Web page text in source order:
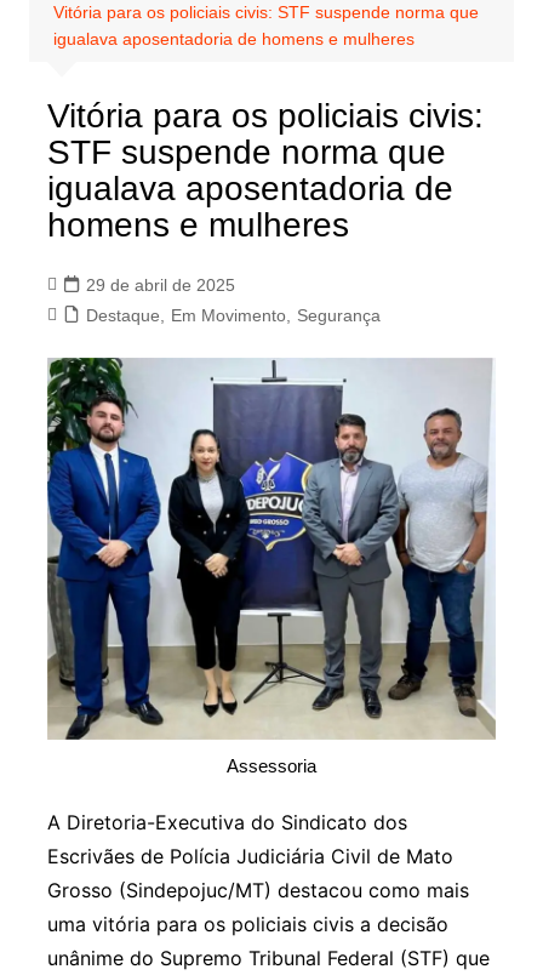
Vitória para os policiais civis: STF suspende norma que
igualava aposentadoria de homens e mulheres
Vitória para os policiais civis:
STF suspende norma que
igualava aposentadoria de
homens e mulheres
29 de abril de 2025
Destaque
Em Movimento, Segurança
Assessoria
A Diretoria-Executiva do Sindicato dos
Escrivães de Polícia Judiciária Civil de Mato
Grosso (Sindepojuc/MT) destacou como mais
uma vitória para os policiais civis a decisão
unânime do Supremo Tribunal Federal (STF) que